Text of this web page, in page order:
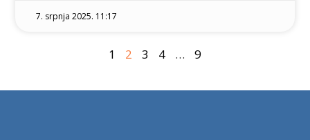
7. srpnja 2025. 11:17
1 2 3 4 … 9